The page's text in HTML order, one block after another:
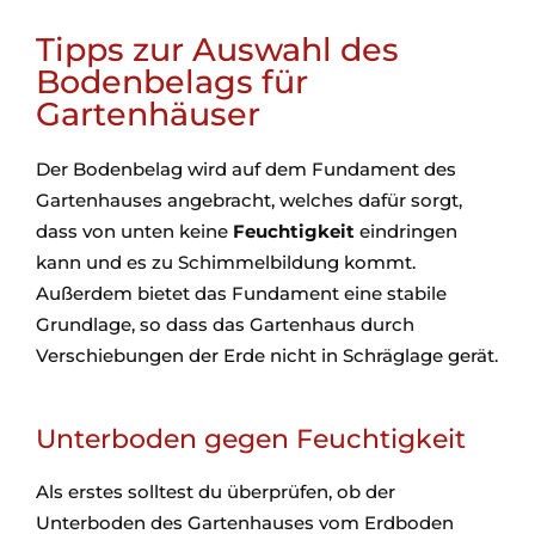
Tipps zur Auswahl des
Bodenbelags für
Gartenhäuser
Der Bodenbelag wird auf dem Fundament des
Gartenhauses angebracht, welches dafür sorgt,
dass von unten keine Feuchtigkeit eindringen
kann und es zu Schimmelbildung kommt.
Außerdem bietet das Fundament eine stabile
Grundlage, so dass das Gartenhaus durch
Verschiebungen der Erde nicht in Schräglage gerät.
Unterboden gegen Feuchtigkeit
Als erstes solltest du überprüfen, ob der
Unterboden des Gartenhauses vom Erdboden